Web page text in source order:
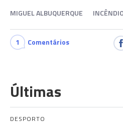
MIGUEL ALBUQUERQUE
1 Comentários
Últimas
DESPORTO